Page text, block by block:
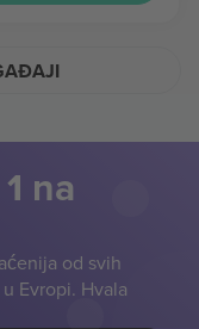
na
od svih
Evropi. Hvala